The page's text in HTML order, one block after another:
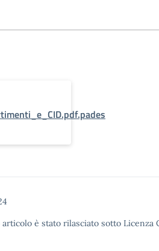
è stato rilasciato sotto